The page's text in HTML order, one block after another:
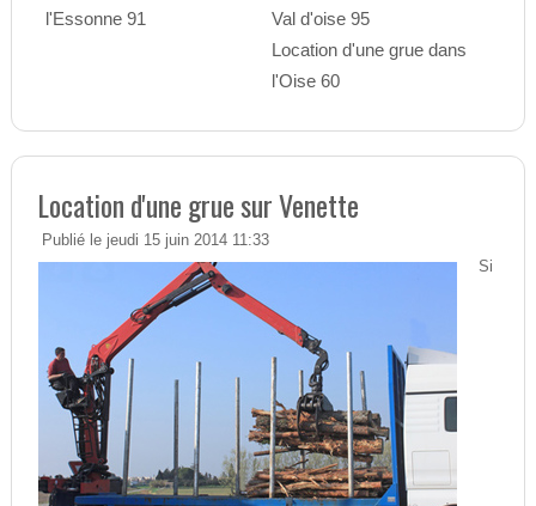
l'Essonne 91
Val d'oise 95
Location d'une grue dans
l'Oise 60
Location d'une grue sur Venette
Publié le jeudi 15 juin 2014 11:33
Si